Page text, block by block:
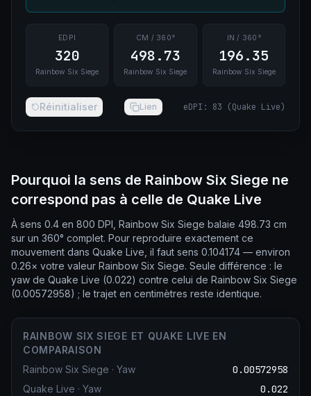
EDPI
320
Rainbow Six Siege
CM / 360°
498.73
Rainbow Six Siege
IN / 360°
196.35
Rainbow Six Siege
Réinitialiser Lien eDPI : 83 (Quake Live)
Pourquoi la sens de Rainbow Six Siege ne
correspond pas à celle de Quake Live
À sens 0.4 en 800 DPI, Rainbow Six Siege balaie 498.73 cm
sur un 360° complet. Pour reproduire exactement ce
mouvement dans Quake Live, il faut sens 0.104174 — environ
0.26× votre valeur Rainbow Six Siege. Seule différence : le
yaw de Quake Live (0.022) contre celui de Rainbow Six Siege
(0.00572958) ; le trajet en centimètres reste identique.
RAINBOW SIX SIEGE ET QUAKE LIVE EN
COMPARAISON
Rainbow Six Siege · Yaw 0.00572958
Quake Live · Yaw 0.022